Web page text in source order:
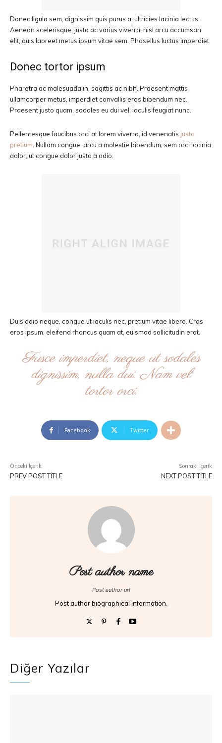
Donec ligula sem, dignissim quis purus a, ultricies lacinia lectus.
Aenean scelerisque, justo ac varius viverra, nisl arcu accumsan
elit, quis laoreet metus ipsum vitae sem. Phasellus luctus imperdiet.
Donec tortor ipsum
Pharetra ac malesuada in, sagittis ac nibh. Praesent mattis
ullamcorper metus, imperdiet convallis eros bibendum nec.
Praesent justo quam, sodales eu dui vel, iaculis feugiat nunc.
Pellentesque faucibus orci at lorem viverra, id venenatis justo
pretium . Nullam congue, arcu a molestie bibendum, sem orci lacinia
dolor, ut congue dolor justo a odio.
Duis odio neque, congue ut iaculis nec, pretium vitae libero. Cras
eros ipsum, eleifend rhoncus quam at, euismod sollicitudin erat.
Fusce imperdiet, neque ut sodales
dignissim, nulla dui. Nam vel
tortor orci.
Facebook Twitter
Önceki İçerik
PREV POST TITLE
Sonraki İçerik
NEXT POST TITLE
Post author name
Post author url
Post author biographical information.
Diğer Yazılar